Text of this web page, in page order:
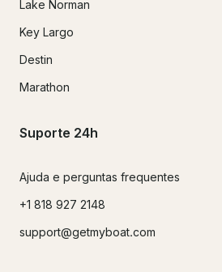
Lake Norman
Key Largo
Destin
Marathon
Suporte 24h
Ajuda e perguntas frequentes
+1 818 927 2148
support@getmyboat.com